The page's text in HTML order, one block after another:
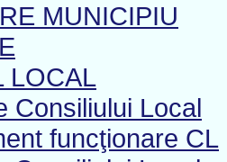
MUNICIPIU
LOCAL
Consiliului Local
funcţionare CL